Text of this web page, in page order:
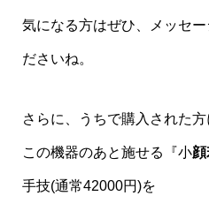
気になる方はぜひ、メッセ
ださいね。
さらに、うちで購入された
この機器のあと施せる『小顔
手技(通常42000円)を